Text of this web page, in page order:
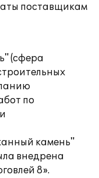
поставщикам
(сфера
по
камень"
внедрена
8».